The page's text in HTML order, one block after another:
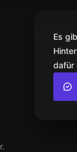
Es
dafür